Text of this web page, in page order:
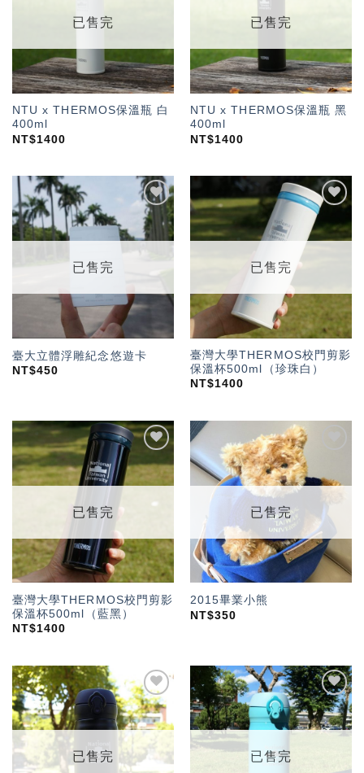
已售完
NTU x THERMOS保溫瓶 白
400ml
NT$1400
已售完
NTU x THERMOS保溫瓶 黑
400ml
NT$1400
加入
「願
望輕
已售完
臺大立體浮雕紀念悠遊卡
NT$450
「願
望輕
已售完
臺灣大學THERMOS校門剪影
保溫杯500ml（珍珠白）
NT$1400
加入
「願
望輕
已售完
臺灣大學THERMOS校門剪影
保溫杯500ml（藍黑）
NT$1400
望輕
已售完
2015畢業小熊
NT$350
加入
「願
望輕
已售完
加入
「願
望輕
已售完